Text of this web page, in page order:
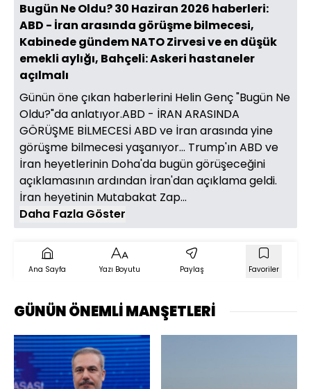
Bugün Ne Oldu? 30 Haziran 2026 haberleri:
ABD - İran arasında görüşme bilmecesi,
Kabinede gündem NATO Zirvesi ve en düşük
emekli aylığı, Bahçeli: Askeri hastaneler
açılmalı
Günün öne çıkan haberlerini Helin Genç "Bugün Ne
Oldu?"da anlatıyor.ABD - İRAN ARASINDA
GÖRÜŞME BİLMECESİ ABD ve İran arasında yine
görüşme bilmecesi yaşanıyor... Trump'ın ABD ve
İran heyetlerinin Doha'da bugün görüşeceğini
açıklamasının ardından İran'dan açıklama geldi.
İran heyetinin Mutabakat Zap...
Daha Fazla Göster
Ana Sayfa Yazı Boyutu Paylaş Favoriler
GÜNÜN ÖNEMLİ MANŞETLERİ